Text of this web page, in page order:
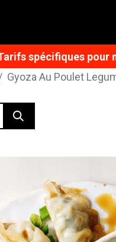
spécifiques pour
Gyoza Au Poulet